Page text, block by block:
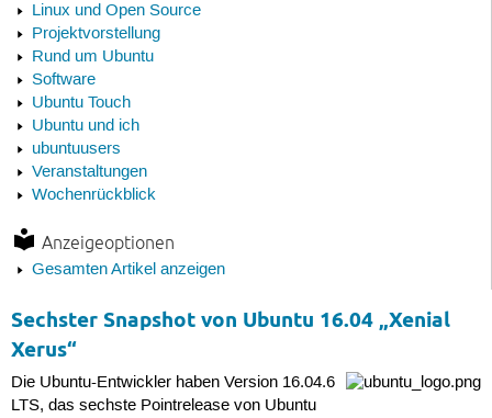
Linux und Open Source
Projektvorstellung
Rund um Ubuntu
Software
Ubuntu Touch
Ubuntu und ich
ubuntuusers
Veranstaltungen
Wochenrückblick
Anzeigeoptionen
Gesamten Artikel anzeigen
Sechster Snapshot von Ubuntu 16.04 „Xenial
Xerus“
Die Ubuntu-Entwickler haben Version 16.04.6
LTS, das sechste Pointrelease von Ubuntu